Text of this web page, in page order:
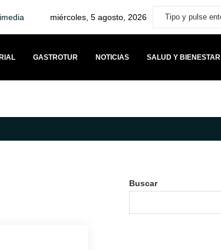
miércoles, 5 agosto, 2026
GASTROTUR NOTICIAS SALUD Y BIENESTAR
Buscar